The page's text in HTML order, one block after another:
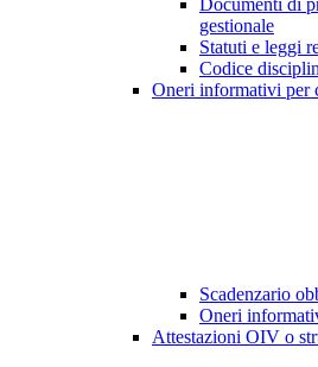
Documenti di
gestionale
Statuti e leggi
Codice
Oneri informativi per
Scadenzario
Oneri
Attestazioni OIV o